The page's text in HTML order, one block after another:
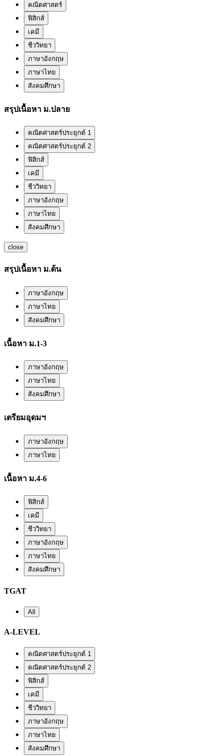
คณิตศาสตร์
ฟิสิกส์
เคมี
ชีววิทยา
ภาษาอังกฤษ
ภาษาไทย
สังคมศึกษา
สรุปเนื้อหา ม.ปลาย
คณิตศาสตร์ประยุกต์ 1
คณิตศาสตร์ประยุกต์ 2
ฟิสิกส์
เคมี
ชีววิทยา
ภาษาอังกฤษ
ภาษาไทย
สังคมศึกษา
close
สรุปเนื้อหา ม.ต้น
ภาษาอังกฤษ
ภาษาไทย
สังคมศึกษา
เนื้อหา ม.1-3
ภาษาอังกฤษ
ภาษาไทย
สังคมศึกษา
เตรียมอุดมฯ
ภาษาอังกฤษ
ภาษาไทย
เนื้อหา ม.4-6
ฟิสิกส์
เคมี
ชีววิทยา
ภาษาอังกฤษ
ภาษาไทย
สังคมศึกษา
TGAT
All
A-LEVEL
คณิตศาสตร์ประยุกต์ 1
คณิตศาสตร์ประยุกต์ 2
ฟิสิกส์
เคมี
ชีววิทยา
ภาษาอังกฤษ
ภาษาไทย
สังคมศึกษา